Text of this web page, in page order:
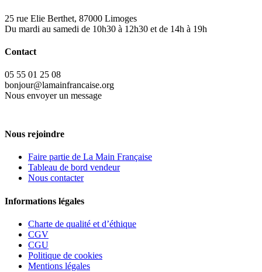
25 rue Elie Berthet, 87000 Limoges
Du mardi au samedi de 10h30 à 12h30 et de 14h à 19h
Contact
05 55 01 25 08
bonjour@lamainfrancaise.org
Nous envoyer un message
Nous rejoindre
Faire partie de La Main Française
Tableau de bord vendeur
Nous contacter
Informations légales
Charte de qualité et d’éthique
CGV
CGU
Politique de cookies
Mentions légales